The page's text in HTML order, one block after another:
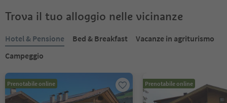
Trova il tuo alloggio nelle vicinanze
Hotel & Pensione Bed & Breakfast
Vacanze in agriturismo
Campeggio
Prenotabile online Prenotabile online